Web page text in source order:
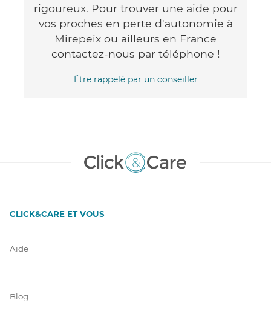
rigoureux. Pour trouver une aide pour
vos proches en perte d'autonomie à
Mirepeix ou ailleurs en France
contactez-nous par téléphone !
Être rappelé par un conseiller
CLICK&CARE ET VOUS
Aide
Blog